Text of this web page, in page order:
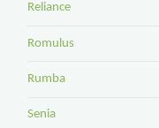
Reliance
Romulus
Rumba
Senia